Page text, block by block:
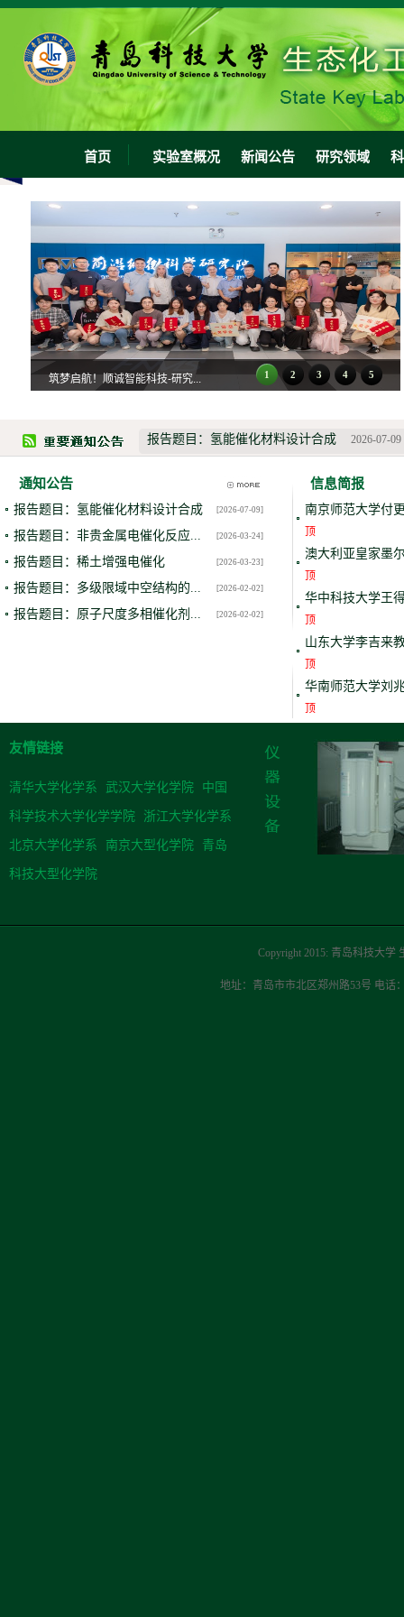
首页 实验室概况 新闻公告 研究领域
筑梦启航！顺诚智能科技-研究... 1 2 3 4 5
报告题目：氢能催化材料设计合成 2026-07-09
通知公告
报告题目：氢能催化材料设计合成 [2026-07-09]
报告题目：非贵金属电催化反应... [2026-03-24]
报告题目：稀土增强电催化 [2026-03-23]
报告题目：多级限域中空结构的... [2026-02-02]
报告题目：原子尺度多相催化剂... [2026-02-02]
信息简报
南京师范大学付
顶
澳大利亚皇家墨
顶
华中科技大学王
顶
山东大学李吉来
顶
华南师范大学刘
顶
友情链接
清华大学化学系 武汉大学化学院 中国
科学技术大学化学学院 浙江大学化学系
北京大学化学系 南京大型化学院 青岛
科技大型化学院
Copyright 2015: 青岛科技大学
地址：青岛市市北区郑州路53号 电话：